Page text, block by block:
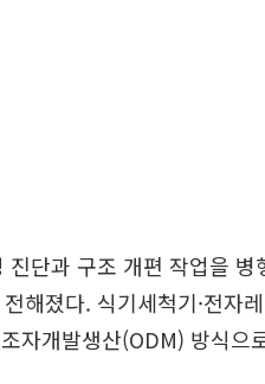
단과 구조 개편 작업을 병
해졌다. 식기세척기·전자
자개발생산(ODM) 방식으